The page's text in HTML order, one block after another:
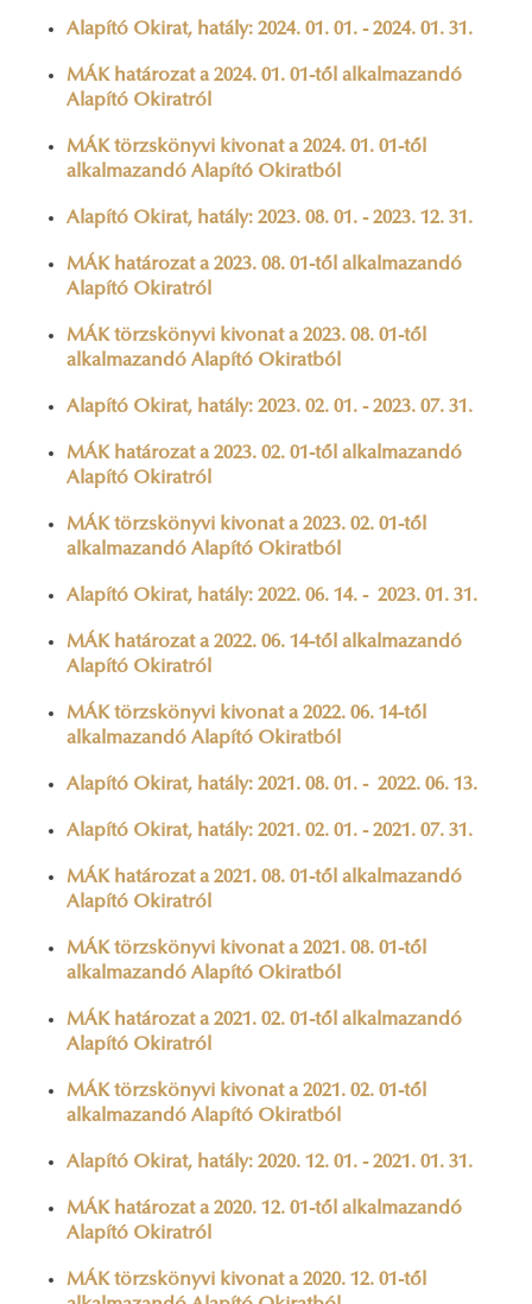
Alapító Okirat, hatály: 2024. 01. 01. - 2024. 01. 31.
MÁK határozat a 2024. 01. 01-től alkalmazandó
Alapító Okiratról
MÁK törzskönyvi kivonat a 2024. 01. 01-től
alkalmazandó Alapító Okiratból
Alapító Okirat, hatály: 2023. 08. 01. - 2023. 12. 31.
MÁK határozat a 2023. 08. 01-től alkalmazandó
Alapító Okiratról
MÁK törzskönyvi kivonat a 2023. 08. 01-től
alkalmazandó Alapító Okiratból
Alapító Okirat, hatály: 2023. 02. 01. - 2023. 07. 31.
MÁK határozat a 2023. 02. 01-től alkalmazandó
Alapító Okiratról
MÁK törzskönyvi kivonat a 2023. 02. 01-től
alkalmazandó Alapító Okiratból
Alapító Okirat, hatály: 2022. 06. 14. - 2023. 01. 31.
MÁK határozat a 2022. 06. 14-től alkalmazandó
Alapító Okiratról
MÁK törzskönyvi kivonat a 2022. 06. 14-től
alkalmazandó Alapító Okiratból
Alapító Okirat, hatály: 2021. 08. 01. - 2022. 06. 13.
Alapító Okirat, hatály: 2021. 02. 01. - 2021. 07. 31.
MÁK határozat a 2021. 08. 01-től alkalmazandó
Alapító Okiratról
MÁK törzskönyvi kivonat a 2021. 08. 01-től
alkalmazandó Alapító Okiratból
MÁK határozat a 2021. 02. 01-től alkalmazandó
Alapító Okiratról
MÁK törzskönyvi kivonat a 2021. 02. 01-től
alkalmazandó Alapító Okiratból
Alapító Okirat, hatály: 2020. 12. 01. - 2021. 01. 31.
MÁK határozat a 2020. 12. 01-től alkalmazandó
Alapító Okiratról
MÁK törzskönyvi kivonat a 2020. 12. 01-től